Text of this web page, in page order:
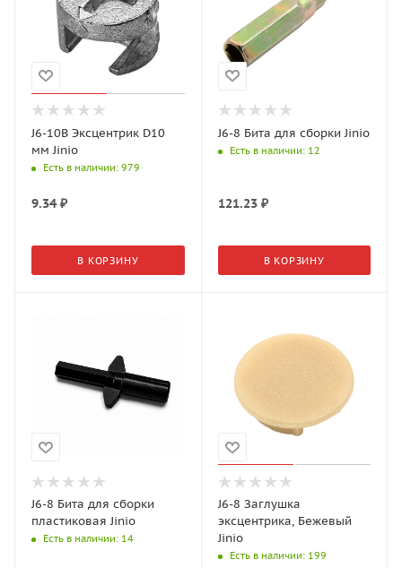
J6-10B Эксцентрик D10
мм Jinio
Есть в наличии: 979
9.34₽
В КОРЗИНУ
J6-8 Бита для сборки Jinio
Есть в наличии: 12
121.23₽
В КОРЗИНУ
J6-8 Бита для сборки
пластиковая Jinio
Есть в наличии: 14
J6-8 Заглушка
эксцентрика, Бежевый
Jinio
Есть в наличии: 199